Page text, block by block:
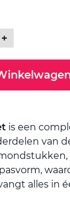
+
is een
van
alles in